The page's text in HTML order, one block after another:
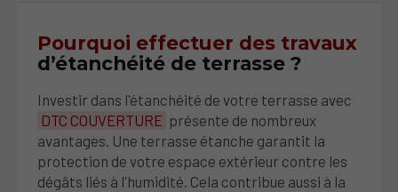
Pourquoi effectuer des travaux
d’étanchéité de terrasse ?
Investir dans l'étanchéité de votre terrasse avec
DTC COUVERTURE présente de nombreux
avantages. Une terrasse étanche garantit la
protection de votre espace extérieur contre les
dégâts liés à l'humidité. Cela contribue aussi à la